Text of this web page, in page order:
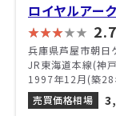
ロイヤルアー
2.7
兵庫県芦屋市朝日
JR東海道本線(神
1997年12月(築28
売買価格相場